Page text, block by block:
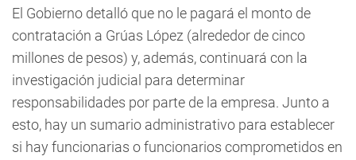
El Gobierno detalló que no le pagará el monto de
contratación a Grúas López (alrededor de cinco
millones de pesos) y, además, continuará con la
investigación judicial para determinar
responsabilidades por parte de la empresa. Junto a
esto, hay un sumario administrativo para establecer
si hay funcionarias o funcionarios comprometidos en